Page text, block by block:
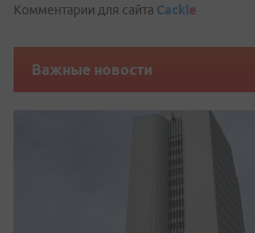
Комментарии для сайта Cackle
Важные новости